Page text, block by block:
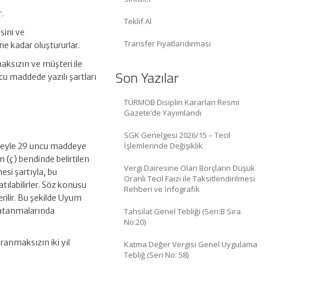
ve
kadar oluştururlar.
ve müşteri ile
maddede yazılı şartları
29 uncu maddeye
(ç) bendinde belirtilen
şartıyla, bu
Söz konusu
Bu şekilde Uyum
iki yıl
Teklif Al
Transfer Fiyatlandırması
Son Yazılar
TÜRMOB Disiplin Kararları Resmi
Gazete’de Yayımlandı
SGK Genelgesi 2026/15 – Tecil
İşlemlerinde Değişiklik
Vergi Dairesine Olan Borçların Düşük
Oranlı Tecil Faizi ile Taksitlendirilmesi
Rehberi ve İnfografik
Tahsilat Genel Tebliği (Seri:B Sıra
No:20)
Katma Değer Vergisi Genel Uygulama
Tebliğ (Seri No: 58)